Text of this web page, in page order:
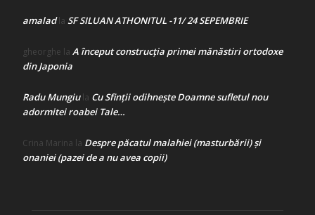
amaladla SF SILUAN ATHONITUL -11/ 24 SEPEMBRIE
gheorghe la A început construcţia primei mănăstiri ortodoxe
din Japonia
Radu Mungiula Cu Sfinții odihnește Doamne sufletul nou
adormitei roabei Tale…
Crina Marina la Despre păcatul malahiei (masturbării) şi
onaniei (pazei de a nu avea copii)